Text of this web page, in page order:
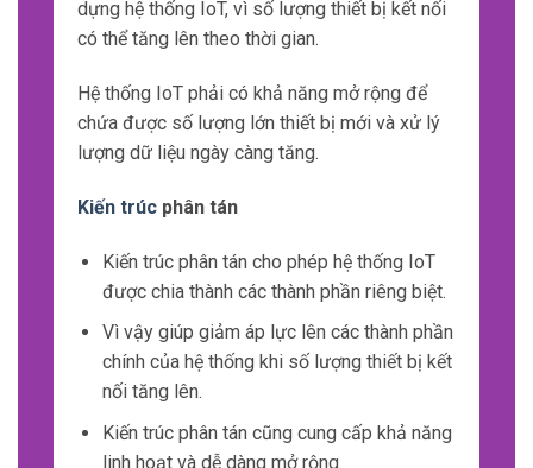
Đa dạng
tốc độ cao, mà còn đa dạng.
Dữ liệu được thu thập từ các loại
thanh, v.v.
Mỗi loại dữ liệu có đặc điểm riêng và yêu cầu
phương pháp phân tích khác nhau.
Để xử lý đa dạng dữ liệu IoT cần sử dụng các
kỹ thuật như Data Fusion và Machine
Learning.
Data Fusion cho phép chúng ta kết hợp và xử